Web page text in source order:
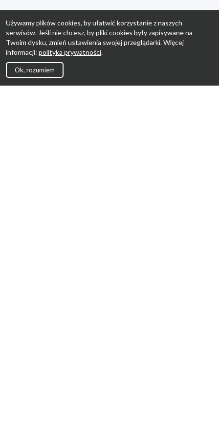
Używamy plików cookies, by ułatwić korzystanie z naszych
serwisów. Jeśli nie chcesz, by pliki cookies były zapisywane na
Twoim dysku, zmień ustawienia swojej przeglądarki. Więcej
informacji: polityka prywatności.
Ok, rozumiem